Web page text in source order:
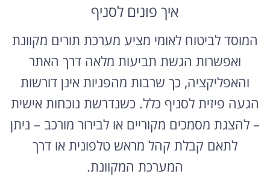
איך פונים לסניף
המוסד לביטוח לאומי מציע מערכת תורים מקוונת
ואפשרות הגשת תביעות מלאה דרך האתר
והאפליקציה, כך שרבות מהפניות אינן דורשות
הגעה פיזית לסניף כלל. כשנדרשת נוכחות אישית
– להצגת מסמכים מקוריים או לבירור מורכב – ניתן
לתאם קבלת קהל מראש טלפונית או דרך
המערכת המקוונת.